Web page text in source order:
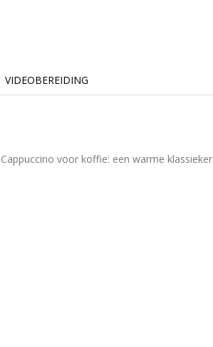
VIDEOBEREIDING
voor koffie: een warme klassieker